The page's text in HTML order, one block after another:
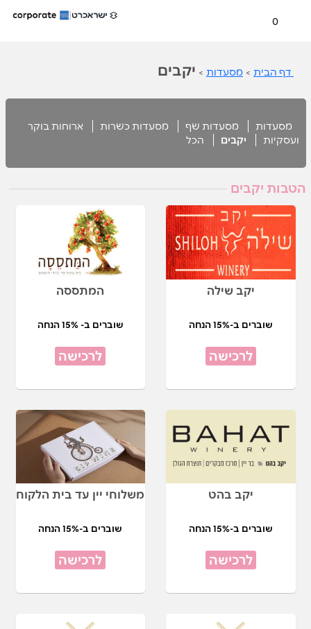
0
דף הבית > מסעדות > יקבים
מסעדות מסעדות שף מסעדות כשרות
ארוחות בוקר
ועסקיות
יקבים הכל
הטבות יקבים
יקב שילה
שוברים ב-15% הנחה
לרכישה
המתססה
שוברים ב- 15% הנחה
לרכישה
יקב בהט
שוברים ב-15% הנחה
לרכישה
משלוחי יין עד בית הלקוח
שוברים ב-15% הנחה
לרכישה